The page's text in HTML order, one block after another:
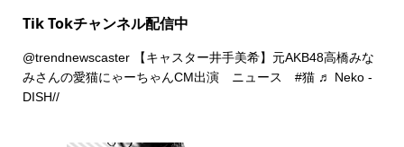
Tik Tokチャンネル配信中
@trendnewscaster【キャスター井手美希】元AKB48高橋みな
みさんの愛猫にゃーちゃんCM出演 ニュース #猫 ♬ Neko -
DISH//